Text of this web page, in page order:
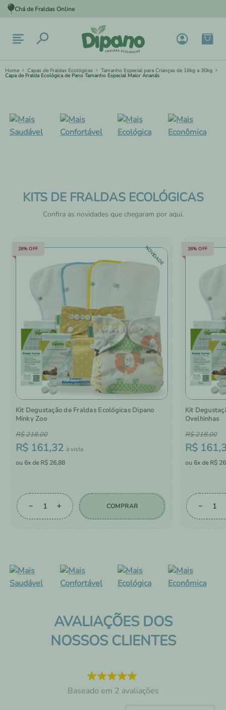
Chá de Fraldas Online
Capas de Fraldas Ecológicas Tamanho Especial para Crianças de 16kg a 30kg
Capa de Fralda Ecológica de Pano Tamanho Especial Maior Ananás
KITS DE FRALDAS ECOLÓGICAS
Confira as novidades que chegaram por aqui.
26% OFF NOVIDADE
Kit Degustação de Fraldas Ecológicas Dipano
Minky Zoo
R$ 161,32
R$218,00
6 R$ 26,88
＋
－ COMPRAR
26% OFF
Kit
Ovelhinhas
R$ 161,
R$218,00
6 R$ 26
－
AVALIAÇÕES DOS
NOSSOS CLIENTES
2 avaliações